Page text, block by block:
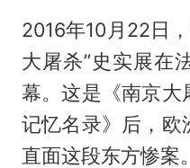
2016年10月22日
大屠杀”史实展在
幕。这是《南京大
记忆名录》后，欧
直面这段东方惨案。